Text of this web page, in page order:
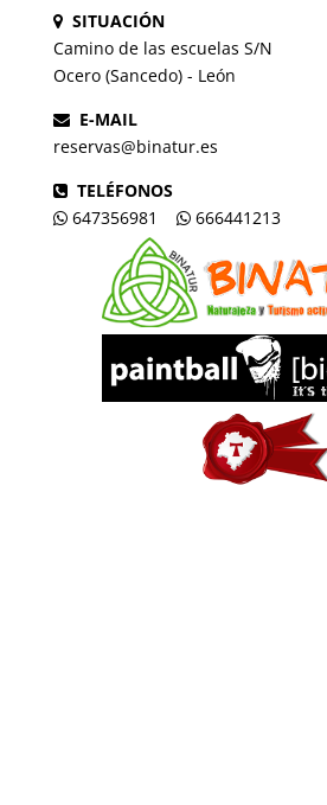
SITUACIÓN
Camino de las escuelas S/N
Ocero (Sancedo) - León
E-MAIL
reservas@binatur.es
TELÉFONOS
647356981
666441213